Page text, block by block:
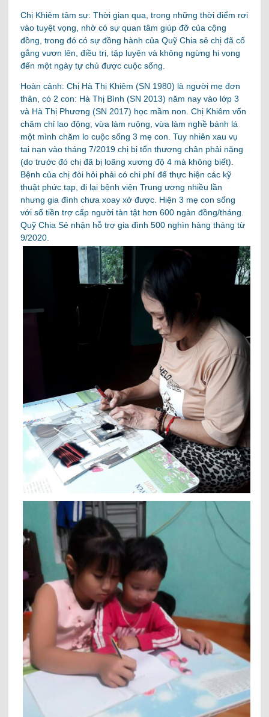
Chị Khiêm tâm sự: Thời gian qua, trong những thời điểm rơi
vào tuyệt vọng, nhờ có sự quan tâm giúp đỡ của cộng
đồng, trong đó có sự đồng hành của Quỹ Chia sẻ chị đã cố
gắng vươn lên, điều trị, tập luyện và không ngừng hi vọng
đến một ngày tự chủ được cuộc sống.
Hoàn cảnh: Chị Hà Thị Khiêm (SN 1980) là người mẹ đơn
thân, có 2 con: Hà Thị Bình (SN 2013) năm nay vào lớp 3
và Hà Thị Phương (SN 2017) học mầm non. Chị Khiêm vốn
chăm chỉ lao động, vừa làm ruộng, vừa làm nghề bánh lá
một mình chăm lo cuộc sống 3 mẹ con. Tuy nhiên xau vụ
tai nạn vào tháng 7/2019 chị bị tổn thương chân phải nặng
(do trước đó chị đã bị loãng xương độ 4 mà không biết).
Bệnh của chị đòi hỏi phải có chi phí để thực hiện các kỹ
thuật phức tạp, đi lại bệnh viện Trung ương nhiều lần
nhưng gia đình chưa xoay xở được. Hiện 3 mẹ con sống
với số tiền trợ cấp người tàn tật hơn 600 ngàn đồng/tháng.
Quỹ Chia Sẻ nhận hỗ trợ gia đình 500 nghìn hàng tháng từ
9/2020.